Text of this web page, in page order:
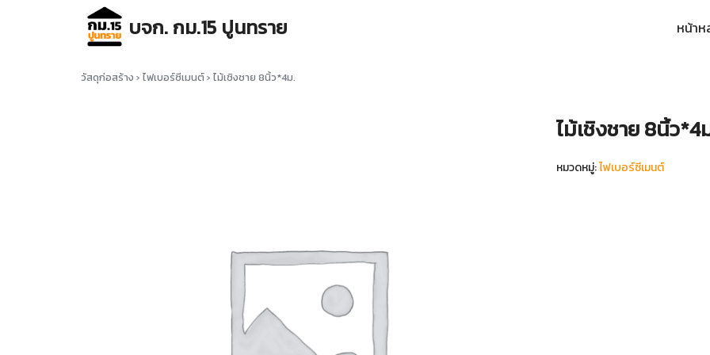
บจก. กม.15 ปูนทราย หน้าห
วัสดุก่อสร้าง › ไฟเบอร์ซีเมนต์› ไม้เชิงชาย 8นิ้ว*4ม.
ไม้เชิงชาย 8นิ้ว*4
หมวดหมู่:ไฟเบอร์ซีเมนต์